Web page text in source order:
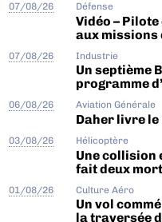
07/08/26 Défense
Vidéo –
aux missions
07/08/26 Industrie
Un septième
programme
06/08/26 Aviation Générale
Daher livre le
03/08/26 Hélicoptère
Une collision
fait deux
01/08/26 Culture Aéro
Un vol
la traversée